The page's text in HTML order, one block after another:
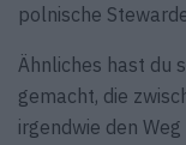
polnische
Ähnliches hast du
gemacht, die
irgendwie den